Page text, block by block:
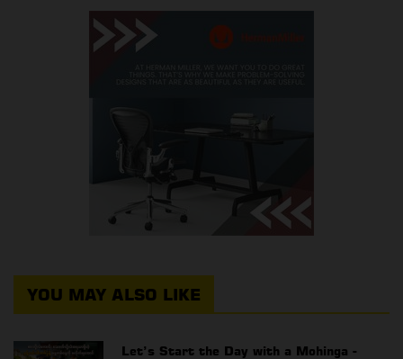
YOU MAY ALSO LIKE
Let’s Start the Day with a Mohinga -